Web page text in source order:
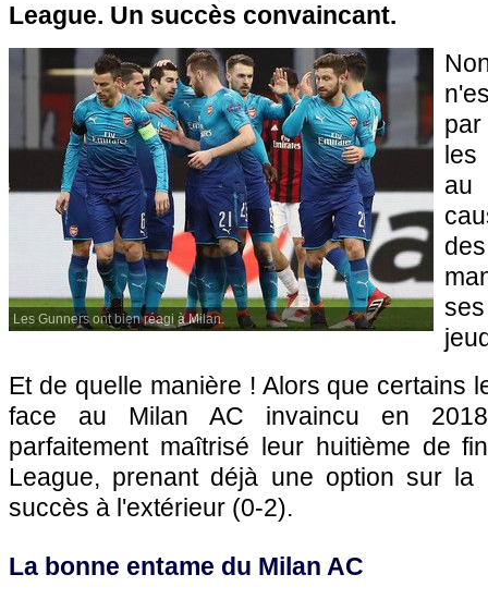
League. Un succès convaincant.
Les Gunners ont bien réagi à Milan.
les
au
Et de quelle manière ! Alors que certains
face au Milan AC invaincu en
parfaitement maîtrisé leur huitième de
League, prenant déjà une option sur la
succès à l'extérieur (0-2).
La bonne entame du Milan AC